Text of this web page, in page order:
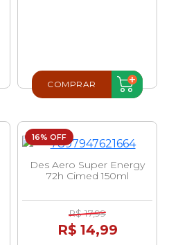
COMPRAR
16% OFF
Des Aero Super Energy
72h Cimed 150ml
R$ 17,99
R$ 14,99